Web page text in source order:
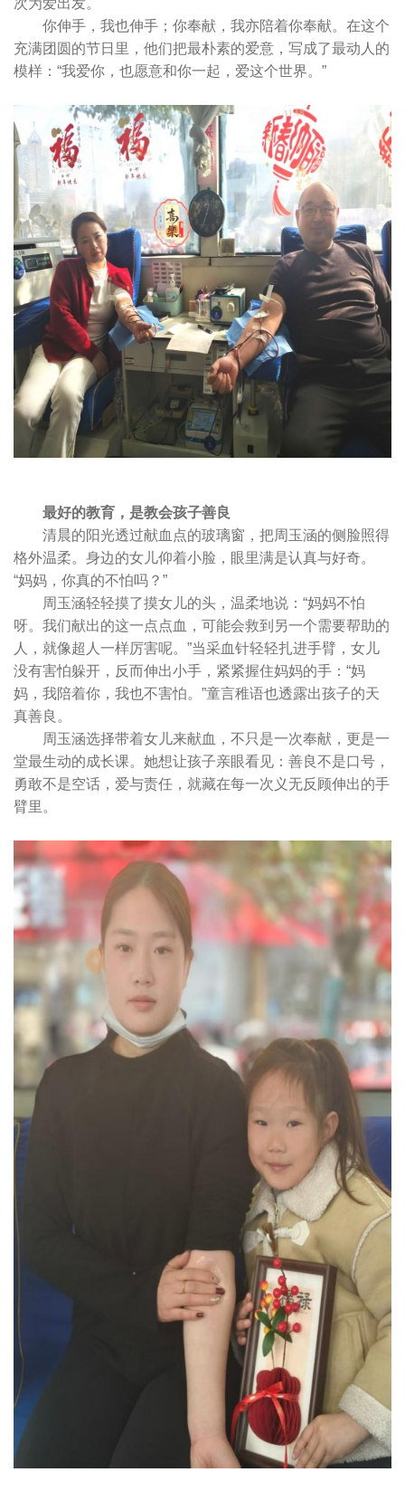
次为爱出发。
你伸手，我也伸手；你奉献，我亦陪着你奉献。在这个
充满团圆的节日里，他们把最朴素的爱意，写成了最动人的
模样：“我爱你，也愿意和你一起，爱这个世界。”
最好的教育，是教会孩子善良
清晨的阳光透过献血点的玻璃窗，把周玉涵的侧脸照得
格外温柔。身边的女儿仰着小脸，眼里满是认真与好奇。
“妈妈，你真的不怕吗？”
周玉涵轻轻摸了摸女儿的头，温柔地说：“妈妈不怕
呀。我们献出的这一点点血，可能会救到另一个需要帮助的
人，就像超人一样厉害呢。”当采血针轻轻扎进手臂，女儿
没有害怕躲开，反而伸出小手，紧紧握住妈妈的手：“妈
妈，我陪着你，我也不害怕。”童言稚语也透露出孩子的天
真善良。
周玉涵选择带着女儿来献血，不只是一次奉献，更是一
堂最生动的成长课。她想让孩子亲眼看见：善良不是口号，
勇敢不是空话，爱与责任，就藏在每一次义无反顾伸出的手
臂里。